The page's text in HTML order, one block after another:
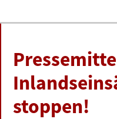
BUNDESTAG
PRESSE
stoppen!